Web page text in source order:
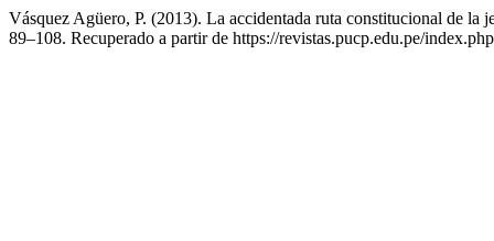
Vásquez Agüero, P. (2013). La accidentada ruta constitucional de la
89–108. Recuperado a partir de https://revistas.pucp.edu.pe/